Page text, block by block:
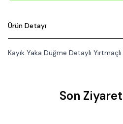
Ürün Detayı
Kayık Yaka Düğme Detaylı
Son